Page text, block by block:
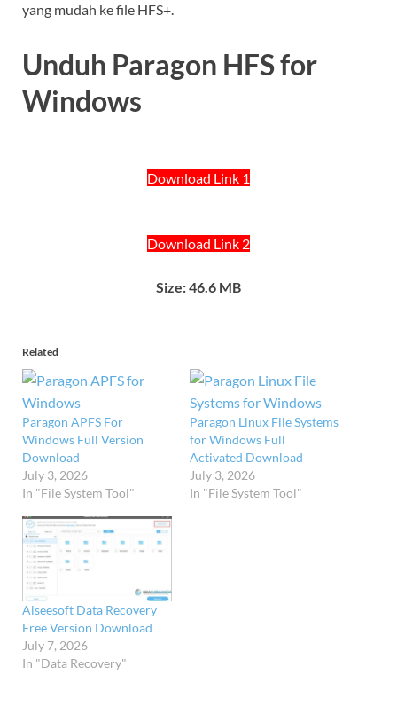
yang mudah ke file HFS+.
Unduh Paragon HFS for
Windows
Download Link 1
Download Link 2
Size: 46.6 MB
Related
Paragon APFS For
Windows Full Version
Download
July 3, 2026
In "File System Tool"
Paragon Linux File Systems
for Windows Full
Activated Download
July 3, 2026
In "File System Tool"
Aiseesoft Data Recovery
Free Version Download
July 7, 2026
In "Data Recovery"